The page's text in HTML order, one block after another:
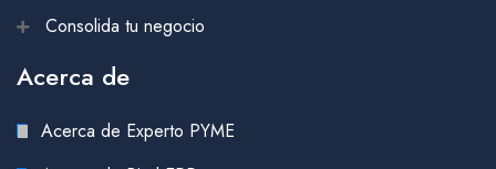
Consolida tu negocio
Acerca de
Acerca de Experto PYME